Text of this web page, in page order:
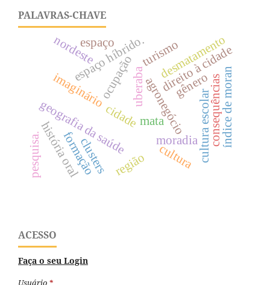
PALAVRAS-CHAVE
geografia da saúde
imaginário agronegócio
uberaba
moradia
ocupação direito à cidade
cultura escolar
história oral
cidade
formação
espaço híbrido. desmatamento
consequências
mata
região
nordeste turismo
espaço
índice de moran
clusters
gênero
pesquisa. cultura
ACESSO
Faça o seu Login
Usuário *